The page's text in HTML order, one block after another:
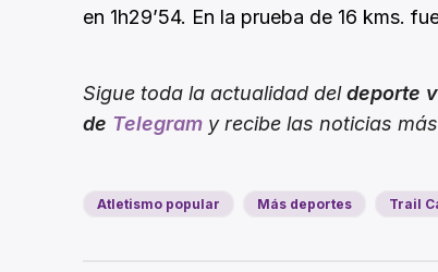
en 1h29’54. En la prueba de 16 kms.
Sigue toda la actualidad deldeporte
de Telegram y recibe las noticias
Atletismo popular Más deportes Trail